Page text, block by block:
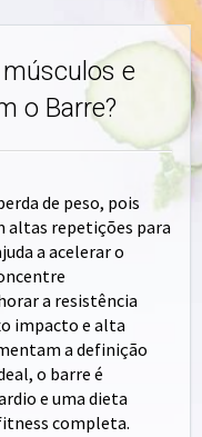
e
o Barre?
de peso, pois
altas repetições para
a acelerar o
a resistência
impacto e alta
a definição
o barre é
e uma dieta
completa.